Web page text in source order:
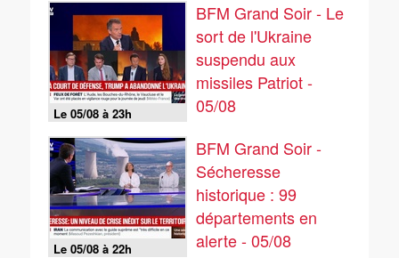
Le 05/08 à 23h
BFM Grand Soir - Le
sort de l'Ukraine
suspendu aux
missiles Patriot -
05/08
Le 05/08 à 22h
BFM Grand Soir -
Sécheresse
historique : 99
départements en
alerte - 05/08